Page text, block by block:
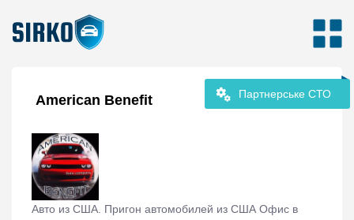
Партнерське СТО
American Benefit
Авто из США. Пригон автомобилей из США Офис в